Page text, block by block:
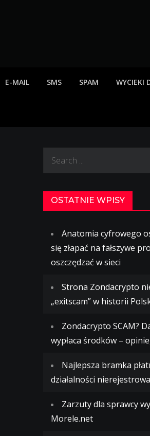
E-MAIL SMS SPAM WYCIEKI
OSTATNIE WPISY
Anatomia cyfrowego
się złapać na fałszywe
oszczędzać w sieci
Strona Zondacrypto
„exitscam” w historii
Zondacrypto SCAM?
wypłaca środków –
Najlepsza bramka
działalności
Zarzuty dla sprawcy
Morele.net